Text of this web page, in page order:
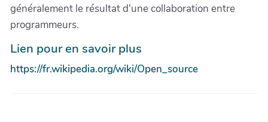
généralement le résultat d'une collaboration entre
programmeurs.
Lien pour en savoir plus
https://fr.wikipedia.org/wiki/Open_source